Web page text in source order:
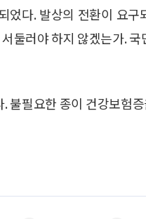
었다. 발상의 전환이 요
둘러야 하지 않겠는가.
불필요한 종이 건강보험